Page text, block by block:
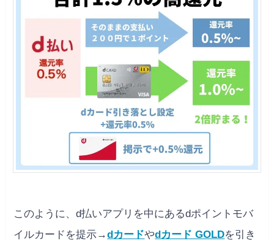
このように、d払いアプリを中にあるdポイントモバ
イルカードを提示→dカードやdカード GOLDを引き